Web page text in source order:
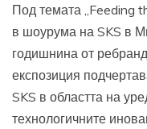
Под темата „Feeding
в шоурума на SKS в
годишнина от
експозиция
SKS в областта на
технологичните